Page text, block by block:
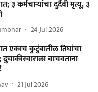
३ कर्मचाऱ्यांचा दुर्दैवी मृत्यू, ३
24 Jul 2026
एकाच कुटुंबातील तिघांचा
वाचवताना
21 Jul 2026